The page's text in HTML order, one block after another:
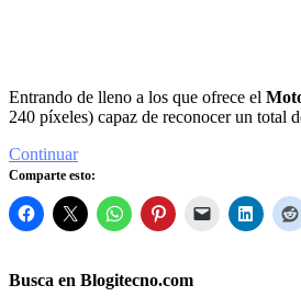
Entrando de lleno a los que ofrece el
240 píxeles) capaz de reconocer un total
Continuar
Comparte esto:
Busca en Blogitecno.com